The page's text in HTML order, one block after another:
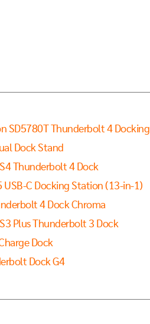
SD5780T Thunderbolt 4
Dock Stand
Thunderbolt 4 Dock
USB-C Docking Station (13-in-1)
4 Dock Chroma
Plus Thunderbolt 3 Dock
Dock
Dock G4